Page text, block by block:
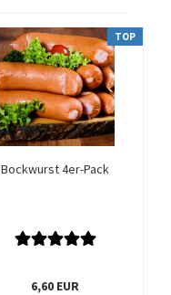
TOP
Bockwurst 4er-Pack
6,60 EUR